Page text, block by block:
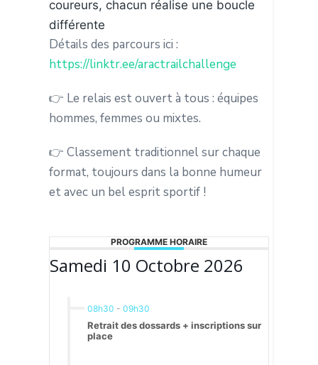
coureurs, chacun réalise une boucle
différente
Détails des parcours ici :
https://linktr.ee/aractrailchallenge
👉 Le relais est ouvert à tous : équipes
hommes, femmes ou mixtes.
👉 Classement traditionnel sur chaque
format, toujours dans la bonne humeur
et avec un bel esprit sportif !
PROGRAMME HORAIRE
Samedi 10 Octobre 2026
08h30 - 09h30
Retrait des dossards + inscriptions sur
place